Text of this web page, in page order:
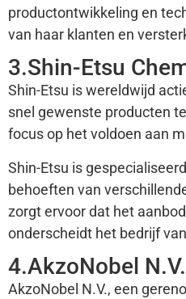
productontwikkeling en
van haar klanten en
3.Shin-Etsu
Shin-Etsu is wereldwijd
snel gewenste producten
focus op het voldoen aan
Shin-Etsu is
behoeften van
zorgt ervoor dat het
onderscheidt het bedrijf
4.AkzoNobel N.V.
AkzoNobel N.V., een